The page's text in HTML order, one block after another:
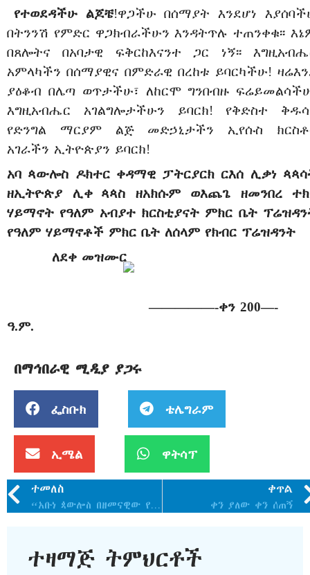
የተወደዳችሁ ልጆቼ!ዋጋችሁ በሰማያት እንደሆነ
በትንንሽ የምድር ዋጋክብራችሁን እንዳትጥሉ ተጠንቀቁ፡፡
በጸሎትና
በአባታዊ ፍቅርከእናንተ ጋር ነኝ፡፡
አምላካችን በሰማያዊና በምድራዊ በረከቱ ይባርካችሁ! ዛሬ
ያዕቆብ በሌጣ ወጥታችሁ፣ ለከርሞ ግንበብዙ ፍሬ
እግዚአብሔር
አገልግሎታችሁን ይባርክ! የቅድስተ
የድንግል
ማርያም ልጅ መድኃኒታችን ኢየሱስ
አገራችን ኢትዮጵያን ይባርክ!
አባ ጳውሎስ ዶክተር ቀዳማዊ ፓትርያርክ ርእሰ ሊቃነ
ዘኢትዮጵያ
ሊቀ ጳጳስ ዘአክሱም ወእጨጌ ዘመንበረ
ሃይማኖት የዓለም አብያተ ክርስቲያናት ምክር ቤት
የዓለም ሃይማኖቶች ምክር ቤት ለሰላም የክብር ፕሬዝዳንት
ለደቀ መዝሙር
—————-ቀን 200—-
ዓ.ም.
በማኅበራዊ ሚዲያ ያጋሩ
ፌስቡክ ቴሌግራም
ኢሜል ዋትሳፕ
ተመለስ
“አቡነ ጳውሎስ በዘመናዊው የኢትዮጵያ ኦርቶዶክስ ቤተ ክርስቲያን ታሪክ ውስጥ አዲስ ምዕራፍ የከፈቱ አባት ናቸው”
ቀጥል
ቀን ያለው ቀን ሰጠኝ
ተዛማጅ ትምህርቶች